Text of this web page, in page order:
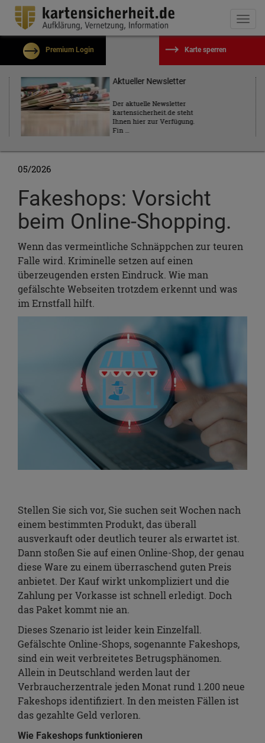
Premium Login
Eingeloggt bleiben?
Passwort vergessen?
Kostenlos registrieren
Einloggen
Karte sperren
Aktueller Newsletter
Der aktuelle Newsletter
kartensicherheit.de steht
Ihnen hier zur Verfügung.
Fin …
05/2026
Fakeshops: Vorsicht
beim Online-Shopping.
Wenn das vermeintliche Schnäppchen zur teuren
Falle wird. Kriminelle setzen auf einen
überzeugenden ersten Eindruck. Wie man
gefälschte Webseiten trotzdem erkennt und was
im Ernstfall hilft.
Stellen Sie sich vor, Sie suchen seit Wochen nach
einem bestimmten Produkt, das überall
ausverkauft oder deutlich teurer als erwartet ist.
Dann stoßen Sie auf einen Online-Shop, der genau
diese Ware zu einem überraschend guten Preis
anbietet. Der Kauf wirkt unkompliziert und die
Zahlung per Vorkasse ist schnell erledigt. Doch
das Paket kommt nie an.
Dieses Szenario ist leider kein Einzelfall.
Gefälschte Online-Shops, sogenannte Fakeshops,
sind ein weit verbreitetes Betrugsphänomen.
Allein in Deutschland werden laut der
Verbraucherzentrale jeden Monat rund 1.200 neue
Fakeshops identifiziert. In den meisten Fällen ist
das gezahlte Geld verloren.
Wie Fakeshops funktionieren